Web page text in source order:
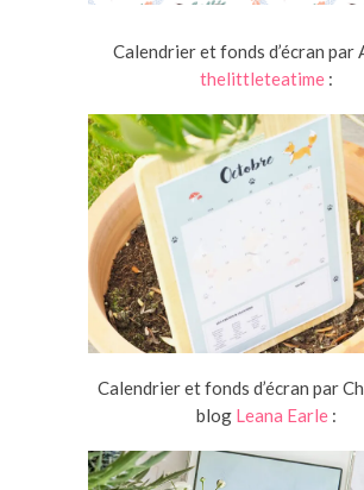
Calendrier et fonds d’écran par
thelittleteatime :
Calendrier et fonds d’écran par
blog Leana Earle :